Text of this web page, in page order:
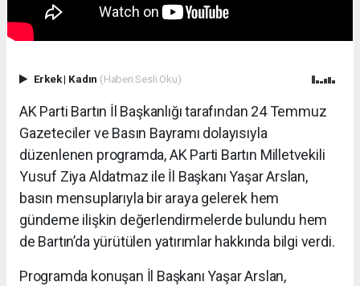
Erkek| Kadın (Haberi Sesli Oku)
AK Parti Bartın İl Başkanlığı tarafından 24 Temmuz
Gazeteciler ve Basın Bayramı dolayısıyla
düzenlenen programda, AK Parti Bartın Milletvekili
Yusuf Ziya Aldatmaz ile İl Başkanı Yaşar Arslan,
basın mensuplarıyla bir araya gelerek hem
gündeme ilişkin değerlendirmelerde bulundu hem
de Bartın’da yürütülen yatırımlar hakkında bilgi verdi.
Programda konuşan İl Başkanı Yaşar Arslan,